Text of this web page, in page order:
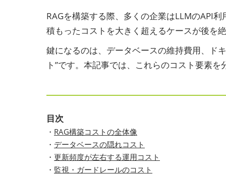
RAGを構築する際、多くの企業はLLMのAPI
積もったコストを大きく超えるケースが後を
鍵になるのは、データベースの維持費用、ド
ト”です。本記事では、これらのコスト要素
目次
・ RAG構築コストの全体像
・ データベースの隠れコスト
・ 更新頻度が左右する運用コスト
・ 監視・ガードレールのコスト